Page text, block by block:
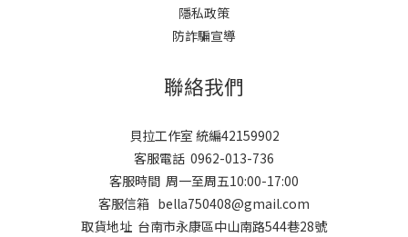
隱私政策
防詐騙宣導
聯絡我們
貝拉工作室 統編42159902
客服電話 0962-013-736
客服時間 周一至周五10:00-17:00
客服信箱 bella750408@gmail.com
取貨地址 台南市永康區中山南路544巷28號